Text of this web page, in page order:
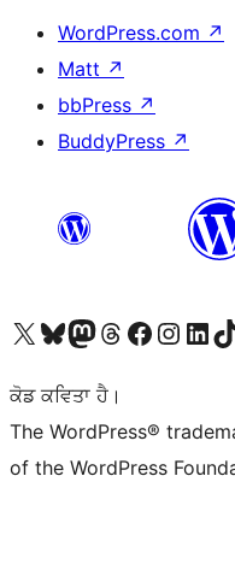
WordPress.com ↗
Matt ↗
bbPress ↗
BuddyPress ↗
Visit our X (formerly Twitter) account
Visit our Bluesky account
Visit our Mastodon account
Visit our Threads account
Visit our Facebook page
Visit ourVisit our
ਕੋਡ ਕਵਿਤਾ ਹੈ।
The WordPress®
of the WordPress